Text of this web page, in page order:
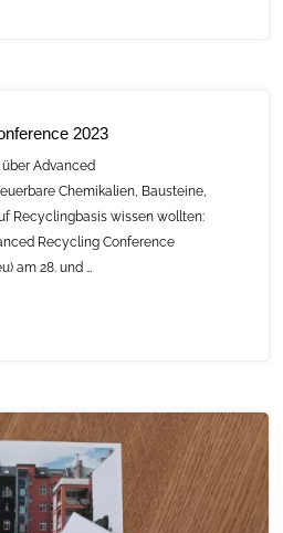
2023
Advanced
Chemikalien, Bausteine,
Recyclingbasis wissen wollten:
Recycling Conference
am 28. und …